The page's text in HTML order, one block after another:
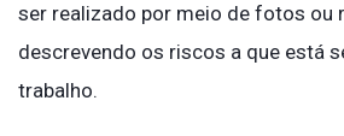
ser realizado por meio de fotos ou
descrevendo os riscos a que está
trabalho.